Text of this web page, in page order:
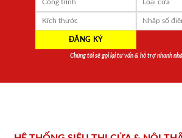
Chúng tôi sẽ gọi lại tư vấn & hỗ trợ nhanh